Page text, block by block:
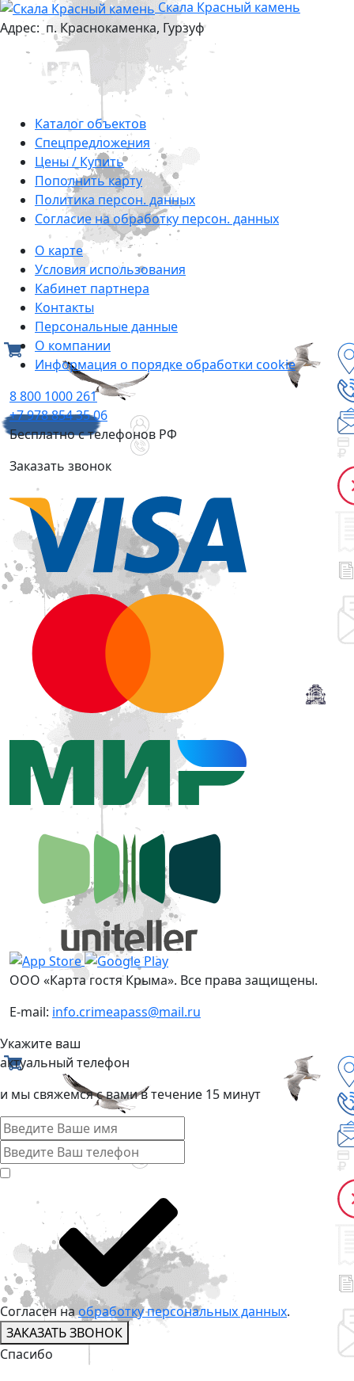
Скала Красный камень
Адрес: п. Краснокаменка, Гурзуф
Каталог объектов
Cпецпредложения
Цены / Купить
Пополнить карту
Политика персон. данных
Согласие на обработку персон. данных
О карте
Условия использования
Кабинет партнера
Контакты
Персональные данные
О компании
Информация о порядке обработки cookie
8 800 1000 261
+7 978 854 35 06
Бесплатно с телефонов РФ
Заказать звонок
ООО «Карта гостя Крыма». Все права защищены.
E-mail: info.crimeapass@mail.ru
Укажите ваш
актуальный телефон
и мы свяжемся с вами в течение 15 минут
Согласен наобработку персональных данных.
ЗАКАЗАТЬ ЗВОНОК
Спасибо